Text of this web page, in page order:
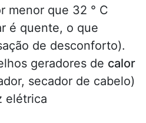
menor que 32 ° C
é quente, o que
de desconforto).
geradores de calor
secador de cabelo)
elétrica